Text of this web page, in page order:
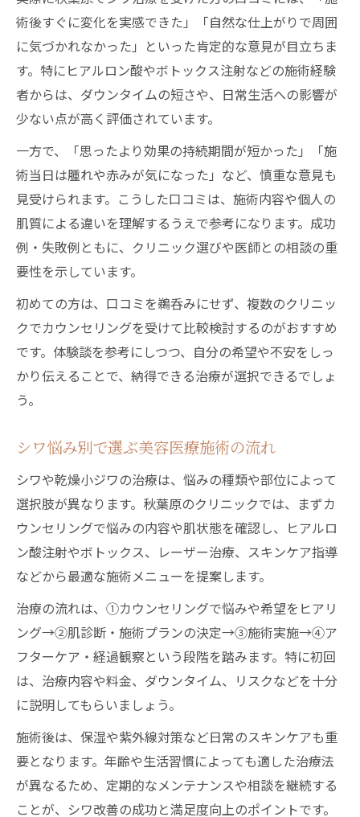
術後すぐに変化を実感できた」「自然な仕上がりで周囲
に気づかれなかった」といった肯定的な意見が目立ちま
す。特にヒアルロン酸やボトックス注射などの施術経験
者からは、ダウンタイムの短さや、日常生活への影響が
少ない点が高く評価されています。
一方で、「思ったより効果の持続期間が短かった」「施
術当日は腫れや赤みが気になった」など、慎重な意見も
見受けられます。こうした口コミは、施術内容や個人の
肌質による違いを理解するうえで参考になります。成功
例・失敗例ともに、クリニック選びや医師との相談の重
要性を示しています。
初めての方は、口コミを鵜呑みにせず、複数のクリニッ
クでカウンセリングを受けて比較検討するのがおすすめ
です。体験談を参考にしつつ、自分の希望や不安をしっ
かり伝えることで、納得できる治療が選択できるでしょ
う。
シワ悩み別で選ぶ美容医療施術の流れ
シワや乾燥小ジワの治療は、悩みの種類や部位によって
選択肢が異なります。秋葉原のクリニックでは、まずカ
ウンセリングで悩みの内容や肌状態を確認し、ヒアルロ
ン酸注射やボトックス、レーザー治療、スキンケア指導
などから最適な施術メニューを提案します。
治療の流れは、①カウンセリングで悩みや希望をヒアリ
ング→②肌診断・施術プランの決定→③施術実施→④ア
フターケア・経過観察という段階を踏みます。特に初回
は、治療内容や料金、ダウンタイム、リスクなどを十分
に説明してもらいましょう。
施術後は、保湿や紫外線対策など日常のスキンケアも重
要となります。年齢や生活習慣によっても適した治療法
が異なるため、定期的なメンテナンスや相談を継続する
ことが、シワ改善の成功と満足度向上のポイントです。